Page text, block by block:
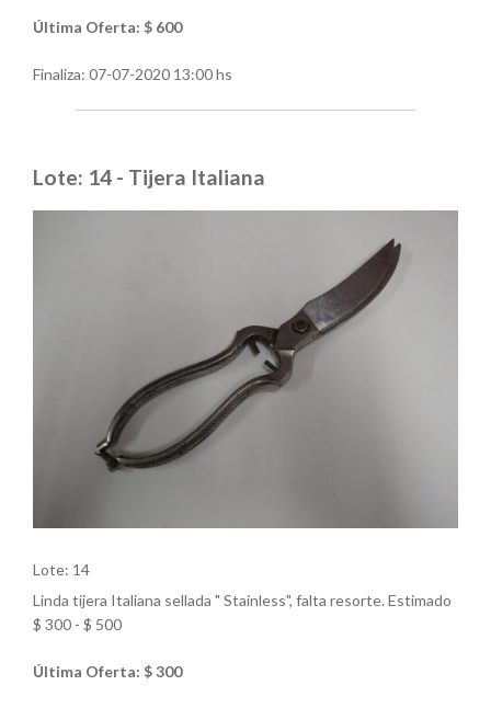
Última Oferta: $ 600
Finaliza: 07-07-2020 13:00 hs
Lote: 14 - Tijera Italiana
Lote: 14
Linda tijera Italiana sellada " Stainless", falta resorte. Estimado
$ 300 - $ 500
Última Oferta: $ 300